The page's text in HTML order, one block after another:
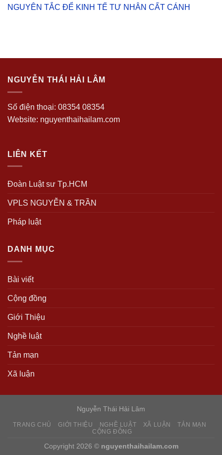
NGUYÊN TẮC ĐỂ KINH TẾ TƯ NHÂN CẤT CÁNH
NGUYỄN THÁI HẢI LÂM
Số điện thoại: 08354 08354
Website: nguyenthaihailam.com
LIÊN KẾT
Đoàn Luật sư Tp.HCM
VPLS NGUYỄN & TRẦN
Pháp luật
DANH MỤC
Bài viết
Cộng đồng
Giới Thiệu
Nghề luật
Tản mạn
Xã luận
Nguyễn Thái Hải Lâm
TRANG CHỦ GIỚI THIỆU NGHỀ LUẬT XÃ LUẬN
TẢN MẠN
CỘNG ĐỒNG
Copyright 2026 © nguyenthaihailam.com